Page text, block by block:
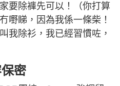
要除褲先可以！（你打算
嘢睇，因為我係一條柴！
我除衫，我已經習慣咗，
密